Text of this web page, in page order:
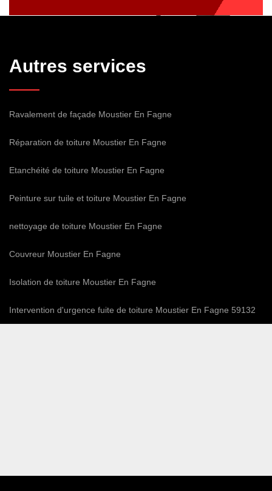
Autres services
Ravalement de façade Moustier En Fagne
Réparation de toiture Moustier En Fagne
Etanchéité de toiture Moustier En Fagne
Peinture sur tuile et toiture Moustier En Fagne
nettoyage de toiture Moustier En Fagne
Couvreur Moustier En Fagne
Isolation de toiture Moustier En Fagne
Intervention d'urgence fuite de toiture Moustier En Fagne 59132